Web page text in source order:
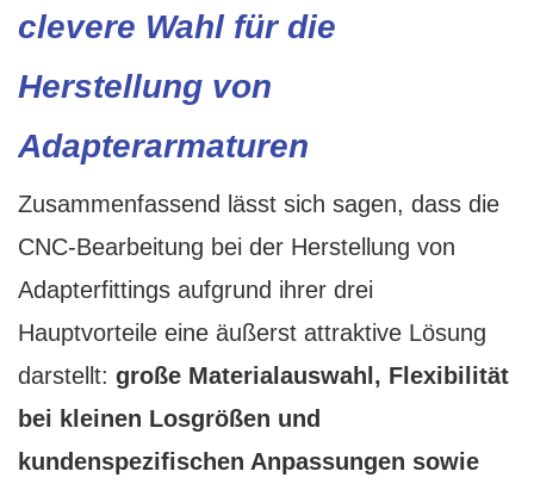
clevere Wahl für die
Herstellung von
Adapterarmaturen
Zusammenfassend lässt sich sagen, dass die
CNC-Bearbeitung bei der Herstellung von
Adapterfittings aufgrund ihrer drei
Hauptvorteile eine äußerst attraktive Lösung
darstellt: große Materialauswahl, Flexibilität
bei kleinen Losgrößen und
kundenspezifischen Anpassungen sowie